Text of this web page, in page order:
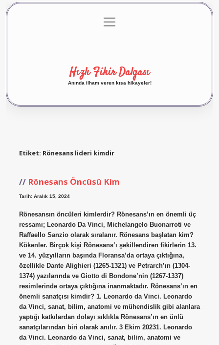
Gizlilik Politikası
menüyü
aç
Hızlı Fikir Dalgası
Anında ilham veren kısa hikayeler!
Etiket: Rönesans lideri kimdir
Rönesans Öncüsü Kim
Tarih: Aralık 15, 2024
Rönesansın öncüleri kimlerdir? Rönesans’ın en önemli üç
ressamı; Leonardo Da Vinci, Michelangelo Buonarroti ve
Raffaello Sanzio olarak sıralanır. Rönesans başlatan kim?
Kökenler. Birçok kişi Rönesans’ı şekillendiren fikirlerin 13.
ve 14. yüzyılların başında Floransa’da ortaya çıktığına,
özellikle Dante Alighieri (1265-1321) ve Petrarch’ın (1304-
1374) yazılarında ve Giotto di Bondone’nin (1267-1337)
resimlerinde ortaya çıktığına inanmaktadır. Rönesans’ın en
önemli sanatçısı kimdir? 1. Leonardo da Vinci. Leonardo
da Vinci, sanat, bilim, anatomi ve mühendislik gibi alanlara
yaptığı katkılardan dolayı sıklıkla Rönesans’ın en ünlü
sanatçılarından biri olarak anılır. 3 Ekim 20231. Leonardo
da Vinci. Leonardo da Vinci, sanat, bilim, anatomi ve